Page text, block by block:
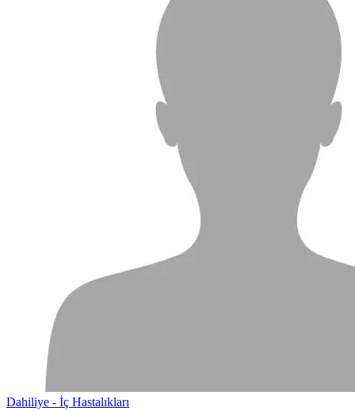
Dahiliye - İç Hastalıkları